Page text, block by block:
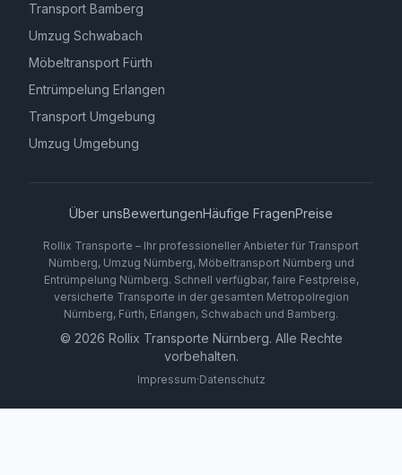
Transport Bamberg
Umzug Schwabach
Möbeltransport Fürth
Entrümpelung Erlangen
Transport Umgebung
Umzug Umgebung
Über unsBewertungenHäufige FragenPreise
Rollix Transporte – Ihr professioneller Anbieter für Transport
Nürnberg, Umzug Nürnberg, Möbeltransport Nürnberg und
Entrümpelung Nürnberg. Schnell verfügbar, faire Festpreise,
versicherte Transporte in der gesamten Metropolregion
Nürnberg, Fürth, Erlangen, Schwabach und Bamberg.
© 2026 Rollix Transporte Nürnberg. Alle Rechte
vorbehalten.
Impressum·Datenschutz